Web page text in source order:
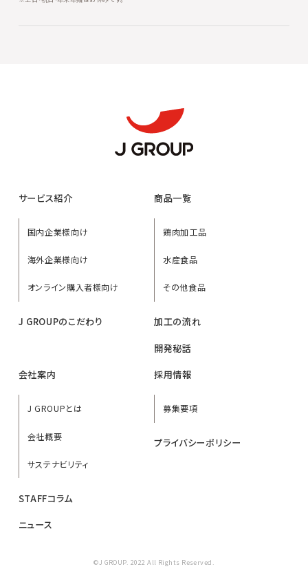
サービス紹介
国内企業様向け
海外企業様向け
オンライン購入者様向け
J GROUPのこだわり
商品一覧
鶏肉加工品
水産食品
その他食品
加工の流れ
開発秘話
会社案内
J GROUPとは
会社概要
サステナビリティ
STAFFコラム
ニュース
採用情報
募集要項
プライバシーポリシー
©J GROUP. 2022 All Rights Reserved.